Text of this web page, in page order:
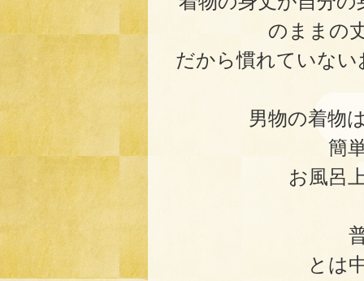
のままの
だから慣れていな
男物の着物
簡
お風呂
とは